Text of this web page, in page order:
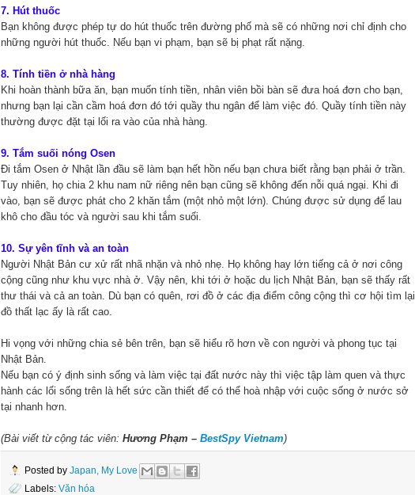
7. Hút thuốc
Bạn không được phép tự do hút thuốc trên đường phố mà sẽ có những nơi chỉ định cho
những người hút thuốc. Nếu bạn vi phạm, bạn sẽ bị phạt rất nặng.
8. Tính tiền ở nhà hàng
Khi hoàn thành bữa ăn, bạn muốn tính tiền, nhân viên bồi bàn sẽ đưa hoá đơn cho bạn,
nhưng bạn lại cần cầm hoá đơn đó tới quầy thu ngân để làm việc đó. Quầy tính tiền này
thường được đặt tại lối ra vào của nhà hàng.
9. Tắm suối nóng Osen
Đi tắm Osen ở Nhật lần đầu sẽ làm bạn hết hồn nếu bạn chưa biết rằng bạn phải ở trần.
Tuy nhiên, họ chia 2 khu nam nữ riêng nên bạn cũng sẽ không đến nỗi quá ngại. Khi đi
vào, bạn sẽ được phát cho 2 khăn tắm (một nhỏ một lớn). Chúng được sử dụng để lau
khô cho đầu tóc và người sau khi tắm suối.
10. Sự yên tĩnh và an toàn
Người Nhật Bản cư xử rất nhã nhặn và nhỏ nhẹ. Họ không hay lớn tiếng cả ở nơi công
cộng cũng như khu vực nhà ở. Vậy nên, khi tới ở hoặc du lịch Nhật Bản, bạn sẽ thấy rất
thư thái và cả an toàn. Dù bạn có quên, rơi đồ ở các địa điểm công cộng thì cơ hội tìm lại
đồ thất lạc ấy là rất cao.
Hi vọng với những chia sẻ bên trên, bạn sẽ hiểu rõ hơn về con người và phong tục tại
Nhật Bản.
Nếu bạn có ý định sinh sống và làm việc tại đất nước này thì việc tập làm quen và thực
hành các lối sống trên là hết sức cần thiết để có thể hoà nhập với cuộc sống ở nước sở
tại nhanh hơn.
(Bài viết từ cộng tác viên: Hương Phạm – BestSpy Vietnam)
Posted by Japan, My Love
Labels: Văn hóa